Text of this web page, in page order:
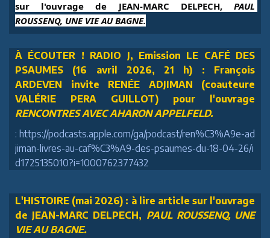
sur l'ouvrage de JEAN-MARC DELPECH, PAUL
ROUSSENQ, UNE VIE AU BAGNE.
À ÉCOUTER ! RADIO J, Emission LE CAFÉ DES
PSAUMES (16 avril 2026, 21 h) : François
ARDEVEN invite RENÉE ADJIMAN (coauteure
VALÉRIE PERA GUILLOT) pour l'ouvrage
RENCONTRES AVEC AHARON APPELFELD.
: https://podcasts.apple.com/ga/podcast/ren%C3%A9e-ad
jiman-livres-au-caf%C3%A9-des-psaumes-du-18-04-26/i
d1725135010?i=1000762377432
L'HISTOIRE (mai 2026) : à lire article sur l'ouvrage
de JEAN-MARC DELPECH, PAUL ROUSSENQ, UNE
VIE AU BAGNE.